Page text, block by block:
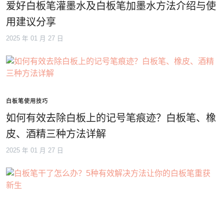
爱好白板笔灌墨水及白板笔加墨水方法介绍与使
用建议分享
2025 年 01 月 27 日
白板笔使用技巧
如何有效去除白板上的记号笔痕迹？白板笔、橡
皮、酒精三种方法详解
2025 年 01 月 27 日